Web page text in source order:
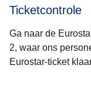
Ticketcontrole
Ga naar de
2, waar ons
Eurostar-ticket